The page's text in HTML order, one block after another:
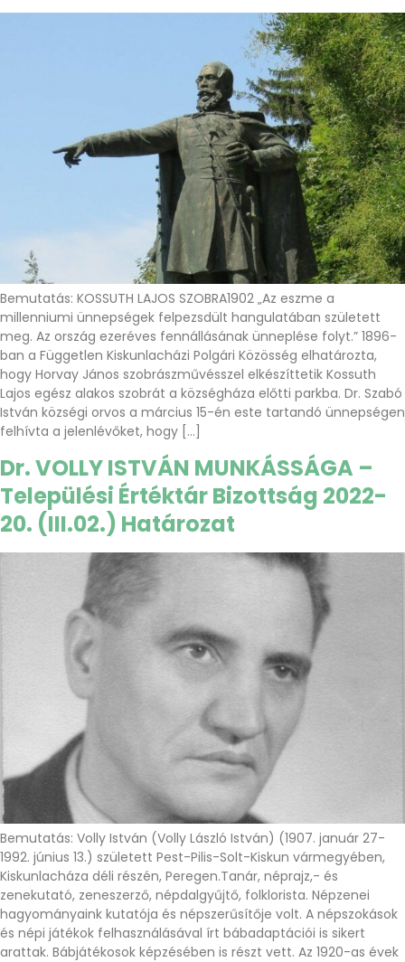
Bemutatás: KOSSUTH LAJOS SZOBRA1902 „Az eszme a
millenniumi ünnepségek felpezsdült hangulatában született
meg. Az ország ezeréves fennállásának ünneplése folyt.” 1896-
ban a Független Kiskunlacházi Polgári Közösség elhatározta,
hogy Horvay János szobrászművésszel elkészíttetik Kossuth
Lajos egész alakos szobrát a községháza előtti parkba. Dr. Szabó
István községi orvos a március 15-én este tartandó ünnepségen
felhívta a jelenlévőket, hogy […]
Dr. VOLLY ISTVÁN MUNKÁSSÁGA –
Települési Értéktár Bizottság 2022-
20. (III.02.) Határozat
Bemutatás: Volly István (Volly László István) (1907. január 27-
1992. június 13.) született Pest-Pilis-Solt-Kiskun vármegyében,
Kiskunlacháza déli részén, Peregen.Tanár, néprajz,- és
zenekutató, zeneszerző, népdalgyűjtő, folklorista. Népzenei
hagyományaink kutatója és népszerűsítője volt. A népszokások
és népi játékok felhasználásával írt bábadaptációi is sikert
arattak. Bábjátékosok képzésében is részt vett. Az 1920-as évek